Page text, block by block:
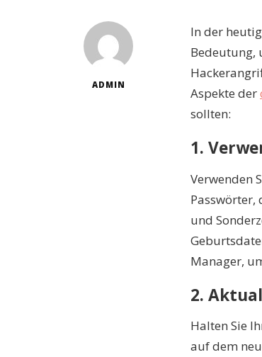
ADMIN
In der
Bedeutung,
Aspekte der
sollten:
1.
Verwenden
Passwörter,
und
Manager,
2.
Halten Sie
auf dem